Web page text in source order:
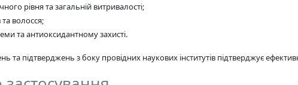
рівня та загальній витривалості;
та волосся;
та антиоксидантному захисті.
та підтверджень з боку провідних наукових інститутів підтверджує